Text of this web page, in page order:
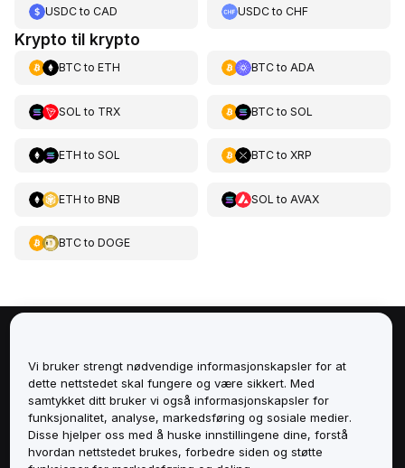
USDCto CAD USDCtoCHF
Krypto til krypto
BTCto ETH BTCto ADA
SOL to TRX BTCto SOL
ETH to SOL BTCto XRP
ETH to BNB SOL to AVAX
BTCto DOGE
Tjenester
Støtte
Vi bruker strengt nødvendige informasjonskapsler for at
dette nettstedet skal fungere og være sikkert. Med
samtykket ditt bruker vi også informasjonskapsler for
funksjonalitet, analyse, markedsføring og sosiale medier.
Disse hjelper oss med å huske innstillingene dine, forstå
hvordan nettstedet brukes, forbedre siden og støtte